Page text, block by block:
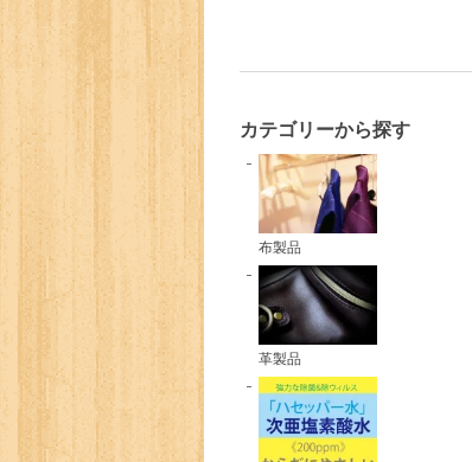
カテゴリーから探す
布製品
革製品